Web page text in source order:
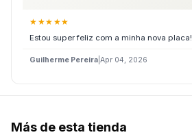
★ ★★ ★★
Estou super feliz com a minha nova placa!
Guilherme Pereira Apr 04, 2026
Más de esta tienda